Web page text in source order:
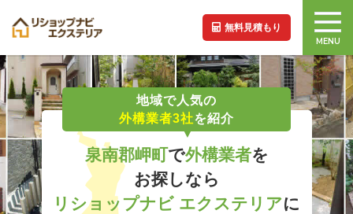
無料見積もり
MENU
地域で人気の
外構業者3社を紹介
泉南郡岬町で外構業者を
お探しなら
リショップナビ エクステリアに